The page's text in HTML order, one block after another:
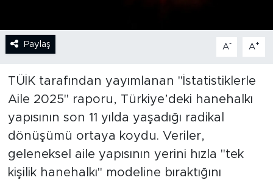
Paylaş A- A+
TÜİK tarafından yayımlanan "İstatistiklerle
Aile 2025" raporu, Türkiye’deki hanehalkı
yapısının son 11 yılda yaşadığı radikal
dönüşümü ortaya koydu. Veriler,
geleneksel aile yapısının yerini hızla "tek
kişilik hanehalkı" modeline bıraktığını
DİNİ
POLİTİKA
EKONOMİ
KÜLTÜR SANAT